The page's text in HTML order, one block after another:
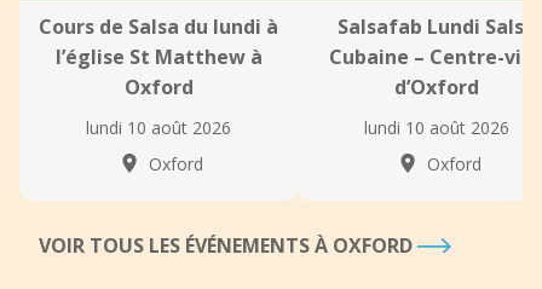
Cours de Salsa du lundi à
l’église St Matthew à
Oxford
lundi 10 août 2026
Oxford
Salsafab Lundi Salsa
Cubaine – Centre-
d’Oxford
lundi 10 août 2026
Oxford
VOIR TOUS LES ÉVÉNEMENTS À OXFORD